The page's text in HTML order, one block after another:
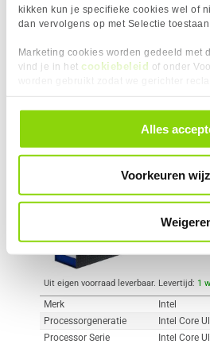
kikken kun je specifieke cookies wel of
dan vervolgens op met Selectie toestaan.
Marketing cookies worden gedeeld met
vind je in het cookiebeleid of onder
alle cookies. Je kunt je gegeven
door in de footer van onze website te
Alles
Voorkeuren
AI Ready
Inclusief koeler
Intel Core Ultra 9 285K
Uit eigen voorraad leverbaar. Levertijd: 1
Merk
Intel
Processorgeneratie
Intel Core
Processor Serie
Intel Core